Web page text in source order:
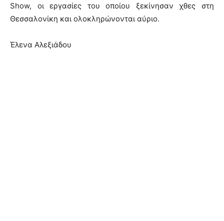
Show, οι εργασίες του οποίου ξεκίνησαν χθες στη
Θεσσαλονίκη και ολοκληρώνονται αύριο.
Έλενα Αλεξιάδου